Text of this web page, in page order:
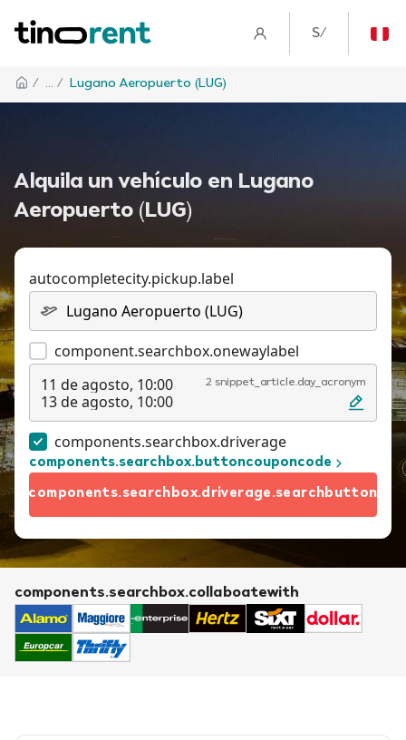
S/
/ ... / Lugano Aeropuerto (LUG)
Alquila un vehículo en Lugano
Aeropuerto (LUG)
autocompletecity.pickup.label
component.searchbox.onewaylabel
11 de agosto, 10:00
13 de agosto, 10:00
2 snippet_article.day_acronym
components.searchbox.driverage
components.searchbox.buttoncouponcode
components.searchbox.driverage.searchbutton
components.searchbox.collaboatewith